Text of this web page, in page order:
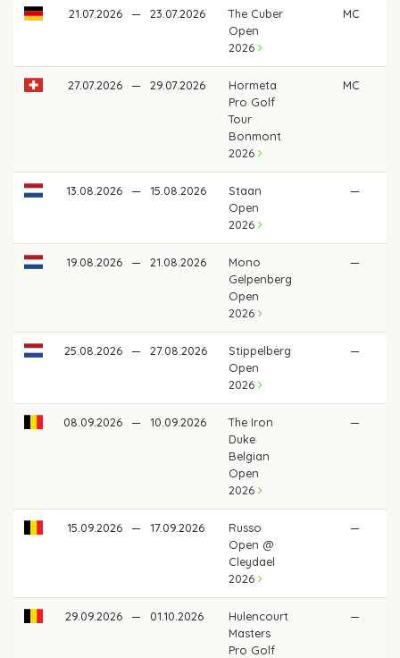
21.07.2026 — 23.07.2026
The Cuber
Open
2026
MC
27.07.2026 — 29.07.2026
Hormeta
Pro Golf
Tour
Bonmont
2026
MC
13.08.2026 — 15.08.2026
Staan
Open
2026
—
19.08.2026 — 21.08.2026
Mono
Gelpenberg
Open
2026
—
25.08.2026 — 27.08.2026
Stippelberg
Open
2026
—
08.09.2026 — 10.09.2026
The Iron
Duke
Belgian
Open
2026
—
15.09.2026 — 17.09.2026
Russo
Open @
Cleydael
2026
—
29.09.2026 — 01.10.2026
Hulencourt
Masters
Pro Golf
—